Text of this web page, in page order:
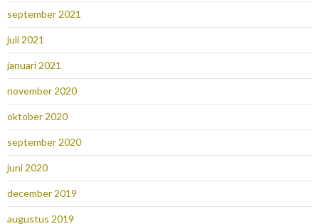
september 2021
juli 2021
januari 2021
november 2020
oktober 2020
september 2020
juni 2020
december 2019
augustus 2019